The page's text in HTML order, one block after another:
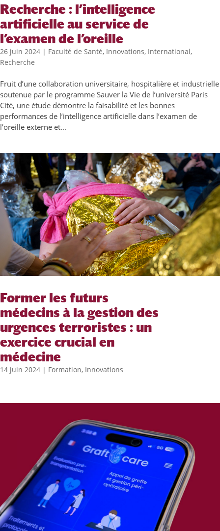
Recherche : l’intelligence
artificielle au service de
l’examen de l’oreille
26 juin 2024 | Faculté de Santé, Innovations, International,
Recherche
Fruit d’une collaboration universitaire, hospitalière et industrielle
soutenue par le programme Sauver la Vie de l’université Paris
Cité, une étude démontre la faisabilité et les bonnes
performances de l’intelligence artificielle dans l’examen de
l’oreille externe et...
Former les futurs
médecins à la gestion des
urgences terroristes : un
exercice crucial en
médecine
14 juin 2024 | Formation, Innovations